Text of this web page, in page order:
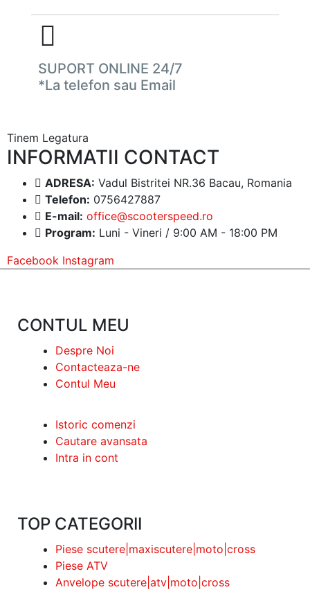
SUPORT ONLINE 24/7
*La telefon sau Email
Tinem Legatura
INFORMATII CONTACT
ADRESA: Vadul Bistritei NR.36 Bacau, Romania
Telefon: 0756427887
E-mail: office@scooterspeed.ro
Program: Luni - Vineri / 9:00 AM - 18:00 PM
Facebook Instagram
CONTUL MEU
Despre Noi
Contacteaza-ne
Contul Meu
Istoric comenzi
Cautare avansata
Intra in cont
TOP CATEGORII
Piese scutere|maxiscutere|moto|cross
Piese ATV
Anvelope scutere|atv|moto|cross